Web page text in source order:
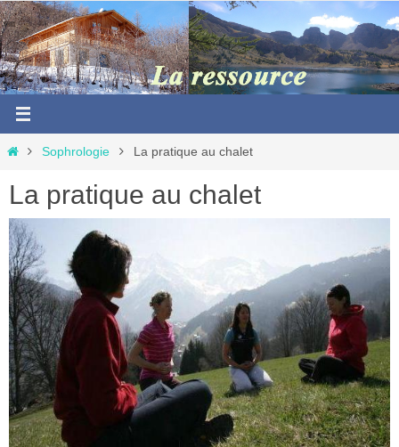
Passer
vers
le
contenu
HomeSophrologie La pratique au chalet
La pratique au chalet